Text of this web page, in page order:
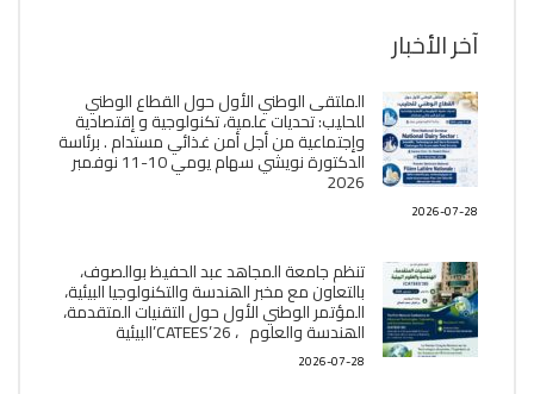
آخر الأخبار
الملتقى الوطني الأول حول القطاع الوطني
للحليب: تحديات علمية، تكنولوجية و إقتصادية
وإجتماعية من أجل أمن غذائي مستدام . برئاسة
الدكتورة نويشي سهام يومي 10-11 نوفمبر
2026
2026-07-28
تنظم جامعة المجاهد عبد الحفيظ بوالصوف،
بالتعاون مع مخبر الھندسة والتكنولوجيا البیئیة،
المؤتمر الوطني الأول حول التقنيات المتقدمة،
الھندسة والعلوم ، CATEES’26’البیئية
2026-07-28